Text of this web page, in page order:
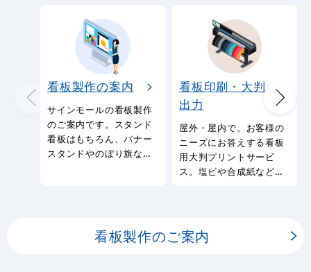
看板製作の案内
サインモールの看板製作
のご案内です。スタンド
看板はもちろん、バナー
スタンドやのぼり旗など
看板印刷・大判
出力
屋外・屋内で。お客様の
ニーズにお答えする看板
用大判プリントサービ
ス。塩ビや合成紙など看
看板製作のご案内